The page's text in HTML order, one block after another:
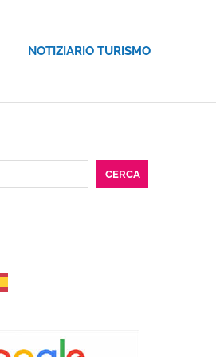
NOTIZIARIO TURISMO
CERCA